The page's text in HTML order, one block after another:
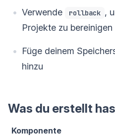
Verwende rollback ,
Projekte zu bereinigen
Füge deinem
hinzu
Was du erstellt
Komponente